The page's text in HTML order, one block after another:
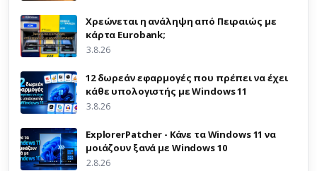
Χρεώνεται η ανάληψη από Πειραιώς με
κάρτα Eurobank;
3.8.26
12 δωρεάν εφαρμογές που πρέπει να έχει
κάθε υπολογιστής με Windows 11
3.8.26
ExplorerPatcher - Κάνε τα Windows 11 να
μοιάζουν ξανά με Windows 10
2.8.26